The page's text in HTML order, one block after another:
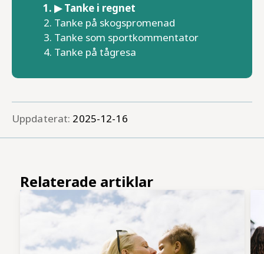
Tanke i regnet
Tanke på skogspromenad
Tanke som sportkommentator
Tanke på tågresa
Uppdaterat: 2025-12-16
Relaterade artiklar